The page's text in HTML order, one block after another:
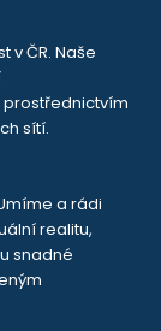
v ČR. Naše
prostřednictvím
sítí.
a rádi
realitu,
snadné